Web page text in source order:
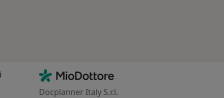
Contatti
MioDottore - Homepage
Docplanner Italy S.r.l.